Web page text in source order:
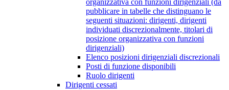
organizzativa con funzioni dirigenziali (da
pubblicare in tabelle che distinguano le
seguenti situazioni: dirigenti, dirigenti
individuati discrezionalmente, titolari di
posizione organizzativa con funzioni
dirigenziali)
Elenco posizioni dirigenziali discrezionali
Posti di funzione disponibili
Ruolo dirigenti
Dirigenti cessati